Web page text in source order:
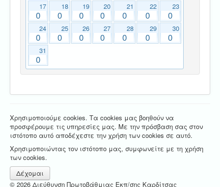
17
0
18
0
19
0
20
0
21
0
22
0
23
0
24
0
25
0
26
0
27
0
28
0
29
0
30
0
31
0
Χρησιμοποιούμε cookies. Τα cookies μας βοηθούν να
προσφέρουμε τις υπηρεσίες μας. Με την πρόσβαση σας στον
ιστότοπο αυτό αποδέχεστε την χρήση των cookies σε αυτό.
Χρησιμοποιώντας τον ιστότοπο μας, συμφωνείτε με τη χρήση
των cookies.
Δέχομαι
© 2026 Διεύθυνση Πρωτοβάθμιας Εκπ/σης Καρδίτσας